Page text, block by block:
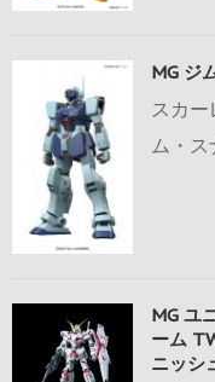
MG ジ
スカー
ム・ス
MG ユ
ーム
ニッシ